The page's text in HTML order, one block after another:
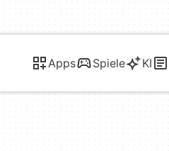
Apps Spiele KI